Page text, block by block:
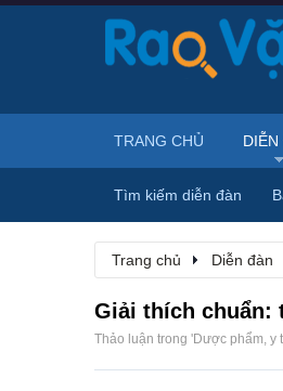
Trang chủ Diễn đàn
Giải thích chuẩn:
Thảo luận trong 'Dược phẩm, y
TRANG CHỦ
Tìm kiếm diễn đàn